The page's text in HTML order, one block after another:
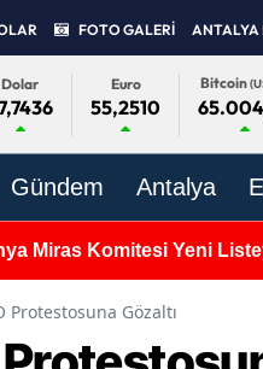
FOTO GALERİ ANTALYA
Dolar Euro
55,2510
Bitcoin
Gündem Antalya
Miras Komitesi Yeni
Protestosuna Gözaltı